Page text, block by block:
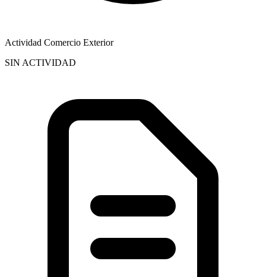
Actividad Comercio Exterior
SIN ACTIVIDAD